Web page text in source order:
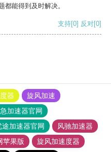
都能得到及时解决。
支持[0] 反对[0]
器
旋风加速
加速器官网
途加速器官网
风驰加速器
苹果版
旋风加速度器